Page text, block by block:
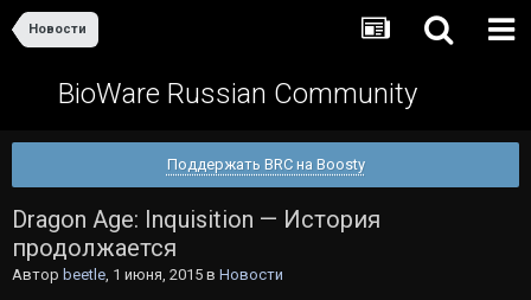
Новости
BioWare Russian Community
Поддержать BRC на Boosty
Dragon Age: Inquisition — История
продолжается
Автор beetle, 1 июня, 2015 в Новости